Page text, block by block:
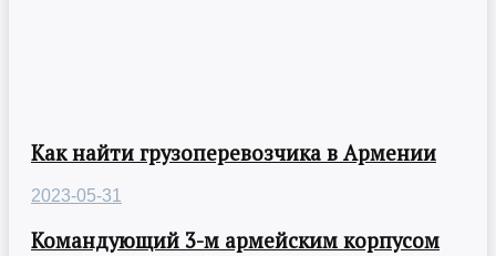
Как найти грузоперевозчика в Армении
2023-05-31
Командующий 3-м армейским корпусом